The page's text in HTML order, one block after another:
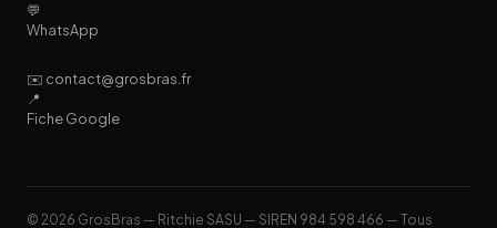
💬
WhatsApp
✉️ contact@grosbras.fr
📍
Fiche Google
© 2026 GrosBras — Ritchie SASU — SIREN 984 598 466 — Tous